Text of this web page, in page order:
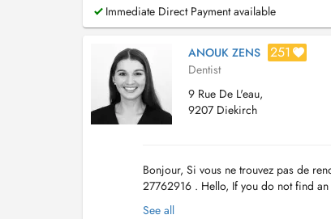
Immediate Direct Payment available
ANOUK ZENS 251
Dentist
9 Rue De L'eau,
9207 Diekirch
Bonjour, Si vous ne trouvez pas de
27762916 . Hello, If you do not find
Consultation adultes et enfants
See all